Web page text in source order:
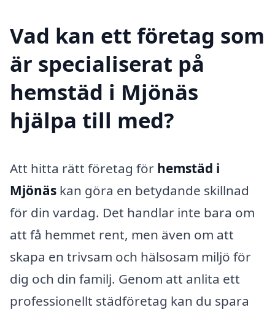
Vad kan ett företag som
är specialiserat på
hemstäd i Mjönäs
hjälpa till med?
Att hitta rätt företag för hemstäd i
Mjönäs kan göra en betydande skillnad
för din vardag. Det handlar inte bara om
att få hemmet rent, men även om att
skapa en trivsam och hälsosam miljö för
dig och din familj. Genom att anlita ett
professionellt städföretag kan du spara